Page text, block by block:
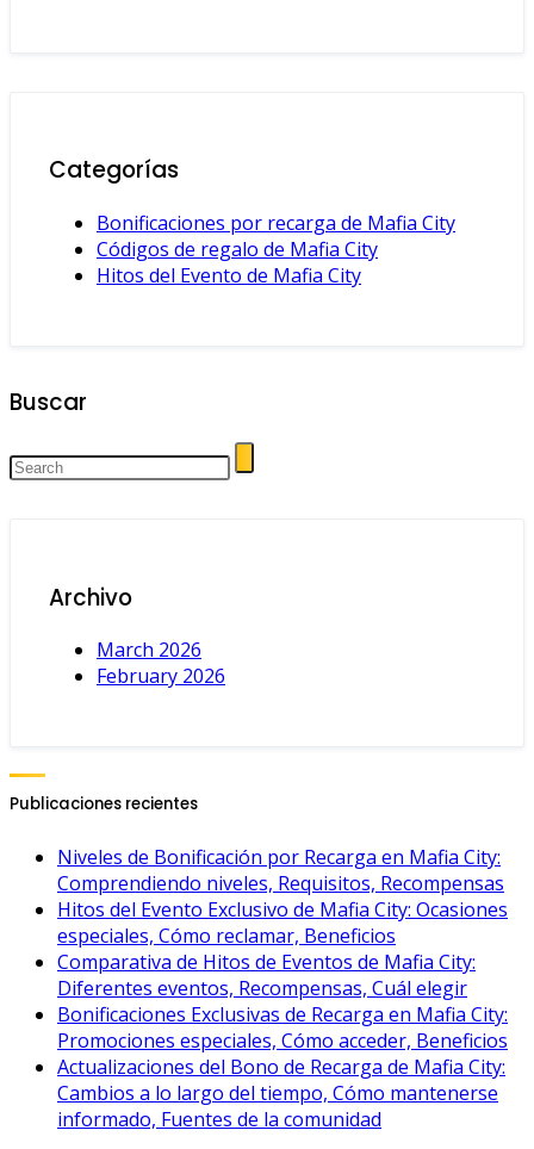
Categorías
Bonificaciones por recarga de Mafia City
Códigos de regalo de Mafia City
Hitos del Evento de Mafia City
Buscar
Archivo
March 2026
February 2026
Publicaciones recientes
Niveles de Bonificación por Recarga en Mafia City:
Comprendiendo niveles, Requisitos, Recompensas
Hitos del Evento Exclusivo de Mafia City: Ocasiones
especiales, Cómo reclamar, Beneficios
Comparativa de Hitos de Eventos de Mafia City:
Diferentes eventos, Recompensas, Cuál elegir
Bonificaciones Exclusivas de Recarga en Mafia City:
Promociones especiales, Cómo acceder, Beneficios
Actualizaciones del Bono de Recarga de Mafia City:
Cambios a lo largo del tiempo, Cómo mantenerse
informado, Fuentes de la comunidad